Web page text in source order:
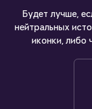
Будет лучше,
нейтральных
иконки, либо